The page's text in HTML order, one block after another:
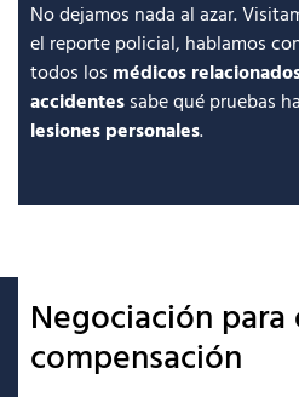
No dejamos nada al azar.
el reporte policial, hablamos
todos los médicos
accidentes sabe qué pruebas
lesiones personales.
Negociación
compensación